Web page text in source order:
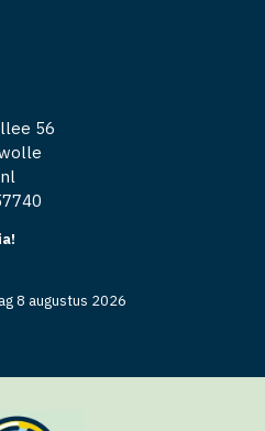
56
8 augustus 2026